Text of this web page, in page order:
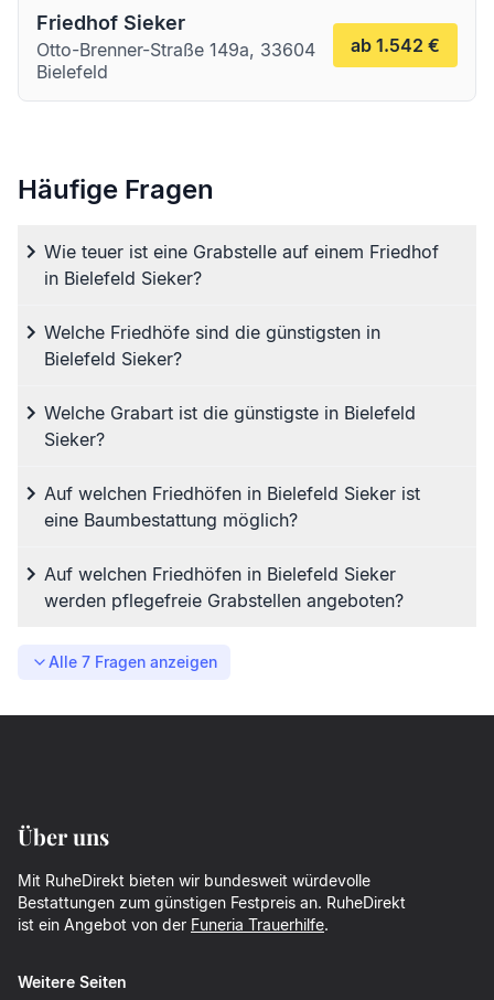
Friedhof Sieker
Otto-Brenner-Straße 149a, 33604
Bielefeld
ab 1.542 €
Häufige Fragen
Wie teuer ist eine Grabstelle auf einem Friedhof
in Bielefeld Sieker?
Welche Friedhöfe sind die günstigsten in
Bielefeld Sieker?
Welche Grabart ist die günstigste in Bielefeld
Sieker?
Auf welchen Friedhöfen in Bielefeld Sieker ist
eine Baumbestattung möglich?
Auf welchen Friedhöfen in Bielefeld Sieker
werden pflegefreie Grabstellen angeboten?
Alle 7 Fragen anzeigen
Über uns
Mit RuheDirekt bieten wir bundesweit würdevolle
Bestattungen zum günstigen Festpreis an. RuheDirekt
ist ein Angebot von der Funeria Trauerhilfe.
Weitere Seiten